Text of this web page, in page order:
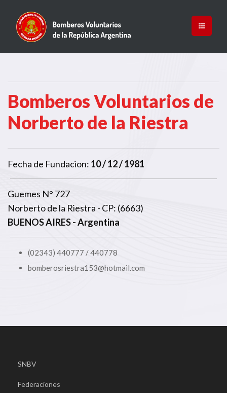
Bomberos Voluntarios de
Norberto de la Riestra
Fecha de Fundacion: 10 / 12 / 1981
Guemes N° 727
Norberto de la Riestra - CP: (6663)
BUENOS AIRES- Argentina
(02343) 440777 / 440778
bomberosriestra153@hotmail.com
SNBV
Federaciones